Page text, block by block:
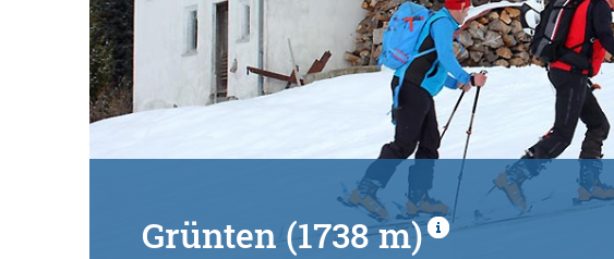
Grünten (1738 m)